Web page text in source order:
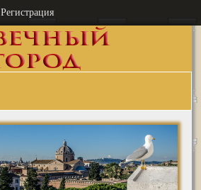
Регистрация